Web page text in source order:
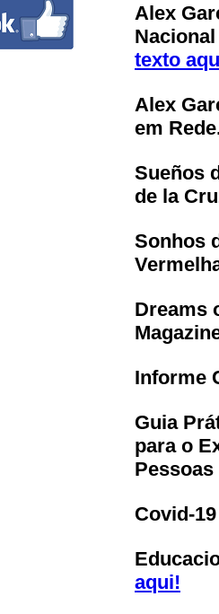
Alex
texto
Alex
em
Sueños
de la
Sonhos
Dreams
Informe
Guia
para o
Covid-
aqui!